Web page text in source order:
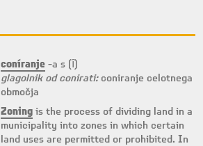
coníranje-a s (ȋ)
glagolnik od conirati:coniranje celotnega
območja
Zoningis the process of dividing land in a
municipality into zones in which certain
land uses are permitted or prohibited. In